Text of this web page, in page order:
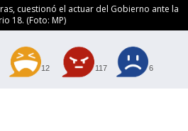
cuestionó el actuar del Gobierno ante la
18. (Foto: MP)
12 117 6